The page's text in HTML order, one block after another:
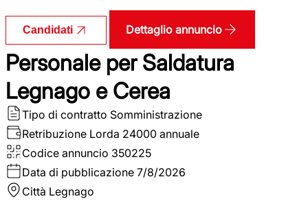
Candidati Dettaglio annuncio
Personale per Saldatura
Legnago e Cerea
Tipo di contratto Somministrazione
Retribuzione Lorda 24000 annuale
Codice annuncio 350225
Data di pubblicazione 7/8/2026
Città Legnago